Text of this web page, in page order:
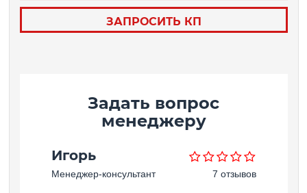
ЗАПРОСИТЬ КП
Задать вопрос
менеджеру
Игорь
Менеджер-консультант 7 отзывов